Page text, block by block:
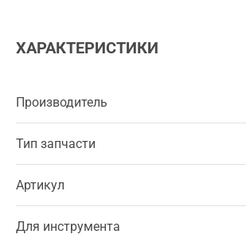
ХАРАКТЕРИСТИКИ
Производитель
Тип запчасти
Артикул
Для инструмента